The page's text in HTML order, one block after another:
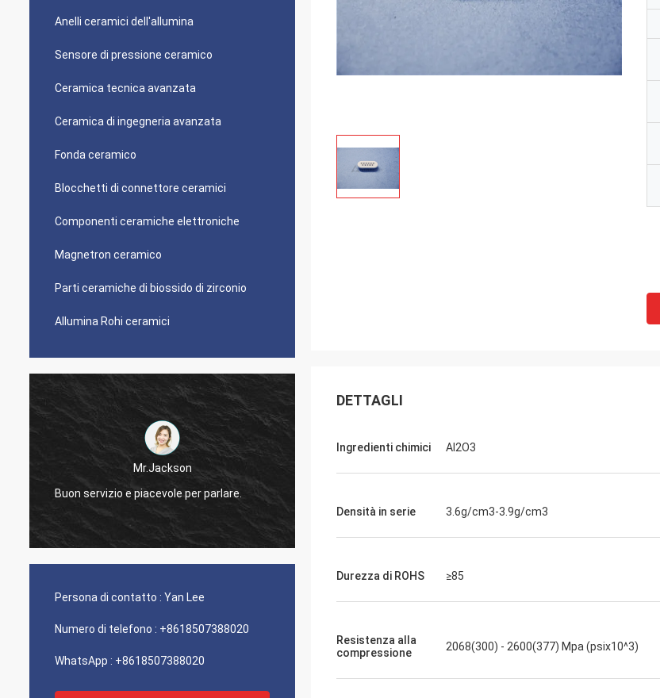
Anelli ceramici dell'allumina
Sensore di pressione ceramico
Ceramica tecnica avanzata
Ceramica di ingegneria avanzata
Fonda ceramico
Blocchetti di connettore ceramici
Componenti ceramiche elettroniche
Magnetron ceramico
Parti ceramiche di biossido di zirconio
Allumina Rohi ceramici
Mr.Jackson
Buon servizio e piacevole per parlare.
Persona di contatto : Yan Lee
Numero di telefono : +8618507388020
WhatsApp : +8618507388020
DETTAGLI
Ingredienti chimici Al2O3
Densità in serie 3.6g/cm3-3.9g/cm3
Durezza di ROHS ≥85
Resistenza alla
compressione
2068(300) - 2600(377) Mpa (psix10^3)